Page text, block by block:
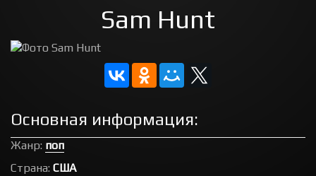
Sam Hunt
Основная информация:
Жанр: поп
Страна: США